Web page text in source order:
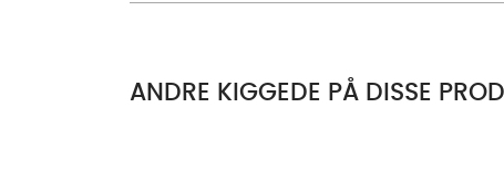
ANDRE KIGGEDE PÅ DISSE